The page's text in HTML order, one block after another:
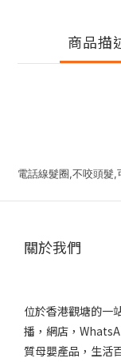
商品描
電話線髮圈,不咬頭髮,
關於我們
位於香港觀塘的一
播，網店，
質母嬰產品，生活